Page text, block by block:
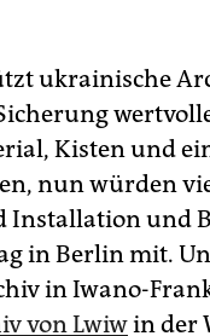
ukrainische
Kisten und
nun würden
Installation und
in Berlin mit.
in Iwano-
von Lwiwin der